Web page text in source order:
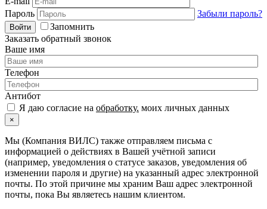
Пароль
Забыли пароль?
Войти
Запомнить
Заказать обратный звонок
Ваше имя
Телефон
Антибот
Я даю согласие на обработку. моих личных данных
×
Мы (Компания ВИЛС) также отправляем письма с
информацией о действиях в Вашей учётной записи
(например, уведомления о статусе заказов, уведомления об
изменении пароля и другие) на указанный адрес электронной
почты. По этой причине мы храним Ваш адрес электронной
почты, пока Вы являетесь нашим клиентом.